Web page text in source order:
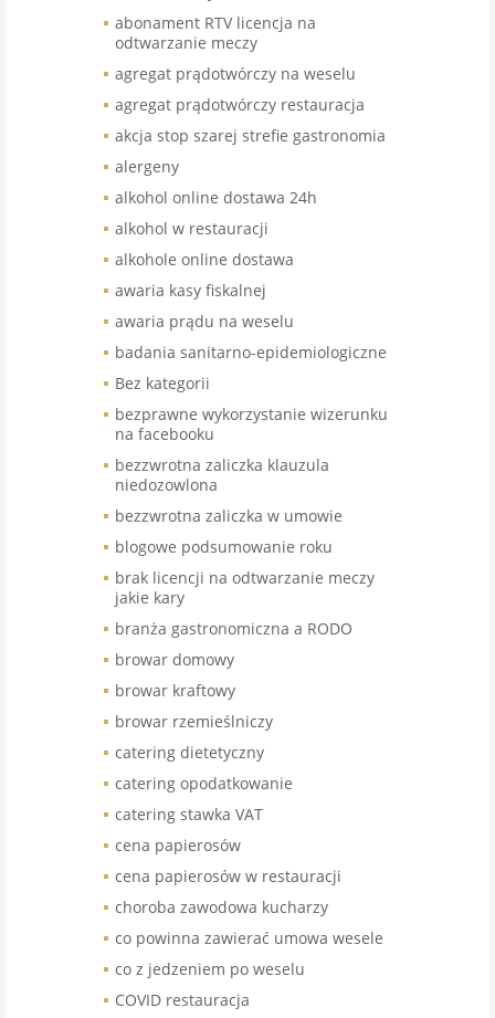
abonament RTV licencja na
odtwarzanie meczy
agregat prądotwórczy na weselu
agregat prądotwórczy restauracja
akcja stop szarej strefie gastronomia
alergeny
alkohol online dostawa 24h
alkohol w restauracji
alkohole online dostawa
awaria kasy fiskalnej
awaria prądu na weselu
badania sanitarno-epidemiologiczne
Bez kategorii
bezprawne wykorzystanie wizerunku
na facebooku
bezzwrotna zaliczka klauzula
niedozowlona
bezzwrotna zaliczka w umowie
blogowe podsumowanie roku
brak licencji na odtwarzanie meczy
jakie kary
branża gastronomiczna a RODO
browar domowy
browar kraftowy
browar rzemieślniczy
catering dietetyczny
catering opodatkowanie
catering stawka VAT
cena papierosów
cena papierosów w restauracji
choroba zawodowa kucharzy
co powinna zawierać umowa wesele
co z jedzeniem po weselu
COVID restauracja